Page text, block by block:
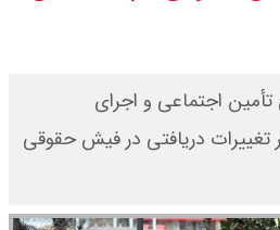
قیمت نفت امروز جمعه ۱۶ مرداد ۱۴۰۵
تأمین اجتماعی و اجرای
دریافتی در فیش حقوقی